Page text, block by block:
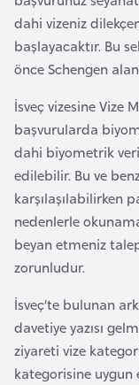
dahi vizeniz
başlayacaktır. Bu
önce Schengen
İsveç vizesine Vize
başvurularda
dahi biyometrik
edilebilir. Bu ve
karşılaşılabilirken
nedenlerle
beyan etmeniz
zorunludur.
İsveç’te bulunan
davetiye yazısı
ziyareti vize
kategorisine uygun
a
a
r
k
a
D
e
m
a